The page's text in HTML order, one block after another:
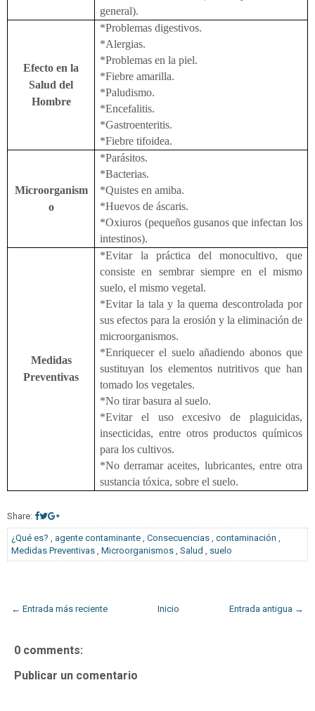
general).
Efecto en la
Salud del
Hombre
*Problemas digestivos.
*Alergias.
*Problemas en la piel.
*Fiebre amarilla.
*Paludismo.
*Encefalitis.
*Gastroenteritis.
*Fiebre tifoidea.
Microorganism
o
*Parásitos.
*Bacterias.
*Quistes en amiba.
*Huevos de áscaris.
*Oxiuros (pequeños gusanos que infectan los
intestinos).
Medidas
Preventivas
*Evitar la práctica del monocultivo, que
consiste en sembrar siempre en el mismo
suelo, el mismo vegetal.
*Evitar la tala y la quema descontrolada por
sus efectos para la erosión y la eliminación de
microorganismos.
*Enriquecer el suelo añadiendo abonos que
sustituyan los elementos nutritivos que han
tomado los vegetales.
*No tirar basura al suelo.
*Evitar el uso excesivo de plaguicidas,
insecticidas, entre otros productos químicos
para los cultivos.
*No derramar aceites, lubricantes, entre otra
sustancia tóxica, sobre el suelo.
Share:
¿Qué es? agente contaminante Consecuencias contaminación
Medidas Preventivas Microorganismos Salud suelo
← Entrada más reciente Entrada antigua →
Inicio
0 comments:
Publicar un comentario